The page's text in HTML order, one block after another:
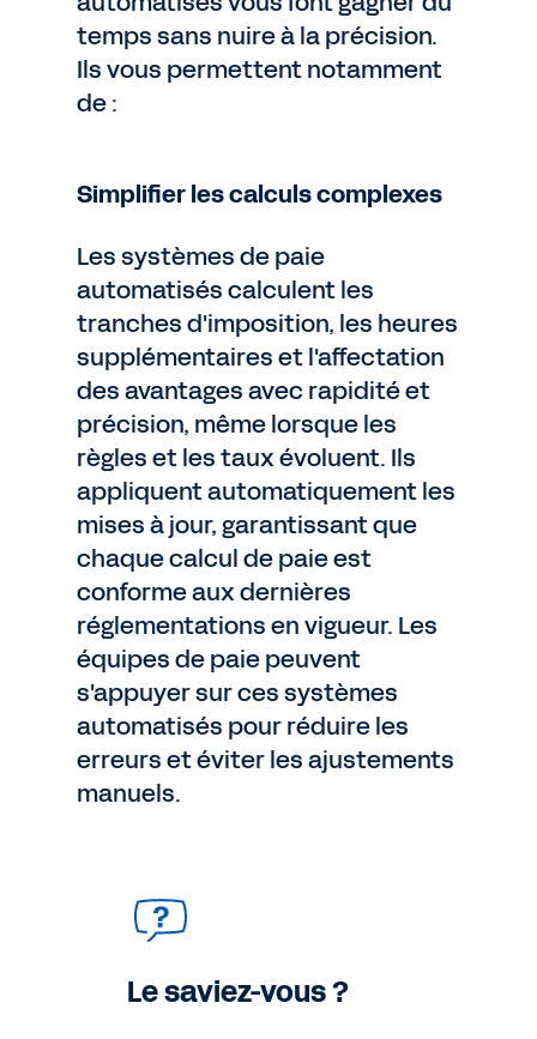
temps sans nuire à la précision.
Ils vous permettent notamment
de :
Simplifier les calculs complexes
Les systèmes de paie
automatisés calculent les
tranches d'imposition, les heures
supplémentaires et l'affectation
des avantages avec rapidité et
précision, même lorsque les
règles et les taux évoluent. Ils
appliquent automatiquement les
mises à jour, garantissant que
chaque calcul de paie est
conforme aux dernières
réglementations en vigueur. Les
équipes de paie peuvent
s'appuyer sur ces systèmes
automatisés pour réduire les
erreurs et éviter les ajustements
manuels.
Le saviez-vous ?